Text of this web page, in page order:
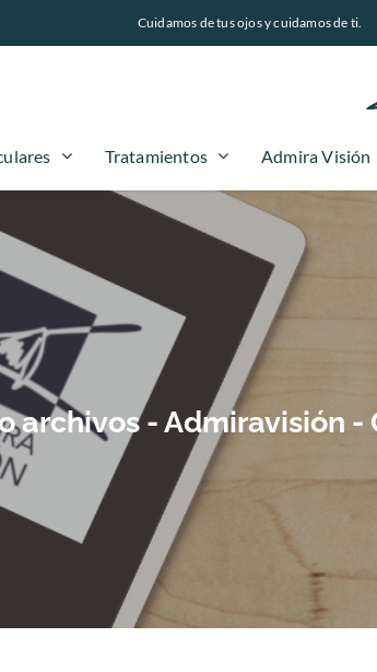
Cuidamos de tus ojos y cuidamos de ti.
Tratamientos Admira Visión
archivos - Admiravisión